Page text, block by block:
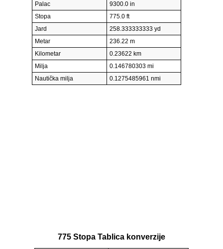
Palac
9300.0 in
Stopa
775.0 ft
Jard
258.333333333 yd
Metar
236.22 m
Kilometar
0.23622 km
Milja
0.146780303 mi
Nautička milja
0.1275485961 nmi
775 Stopa Tablica konverzije